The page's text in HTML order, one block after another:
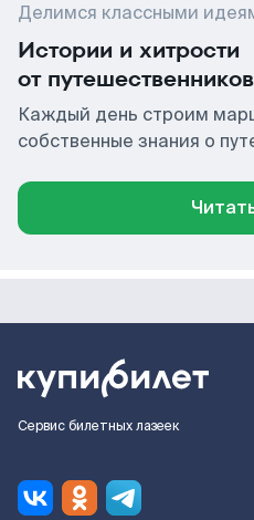
Делимся классными
Истории и хитрости
от путешественников
Каждый день строим
собственные знания о
Сервис билетных лазеек